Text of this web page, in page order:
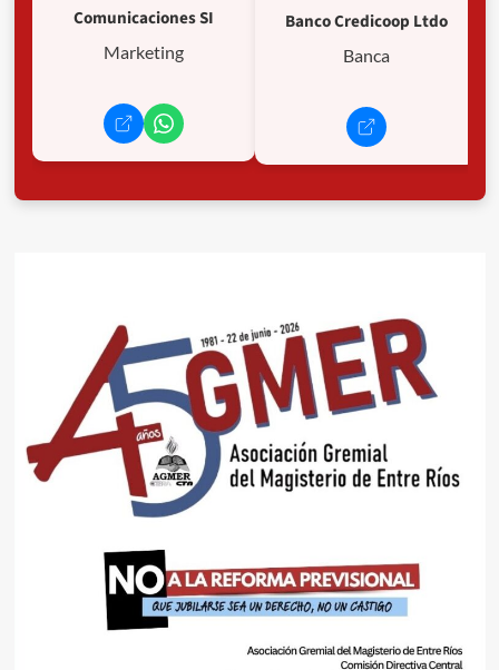
Comunicaciones SI
Marketing
Banco Credicoop Ltdo
Banca